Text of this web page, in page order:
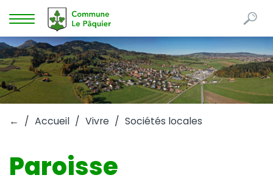
Mots
clés
Afficher
la
navigation
← Accueil Vivre Sociétés locales
Paroisse